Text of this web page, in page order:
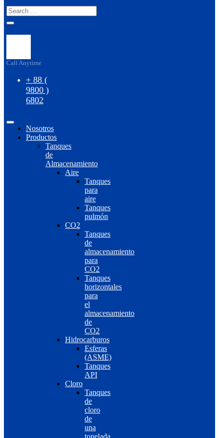
Call Anytime
+ 88 (
9800 )
6802
Nosotros
Productos
Tanques
de
Almacenamiento
Aire
Tanques
para
aire
Tanques
pulmón
CO2
Tanques
de
almacenamiento
para
CO2
Tanques
horizontales
para
el
almacenamiento
de
CO2
Hidrocarburos
Esferas
(ASME)
Tanques
API
Cloro
Tanques
de
cloro
de
una
tonelada